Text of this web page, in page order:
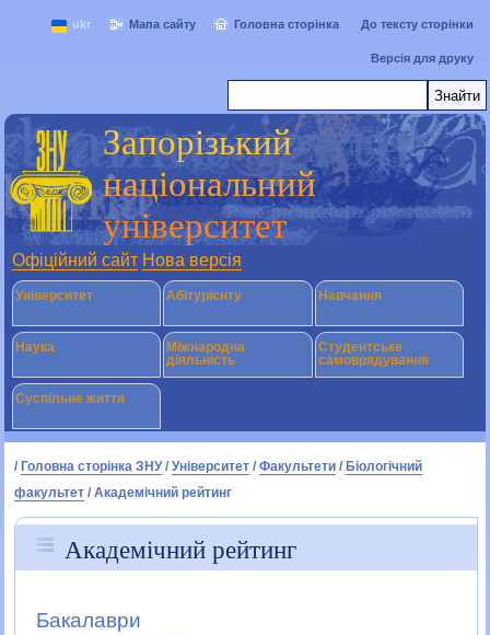
ukr Мапа сайту Головна сторінка До тексту сторінки
Версія для друку
Запорізький
національний
університет
Офіційний сайт Нова версія
Університет Абітурієнту Навчання
Наука
Міжнародна
діяльність
Студентське
самоврядування
Суспільне життя
/ Головна сторінка ЗНУ/ Університет / Факультети / Біологічний
факультет / Академічний рейтинг
Академічний рейтинг
Бакалаври